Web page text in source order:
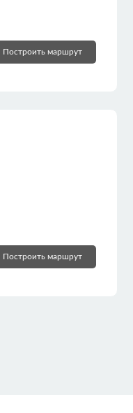
Построить маршрут
Построить маршрут